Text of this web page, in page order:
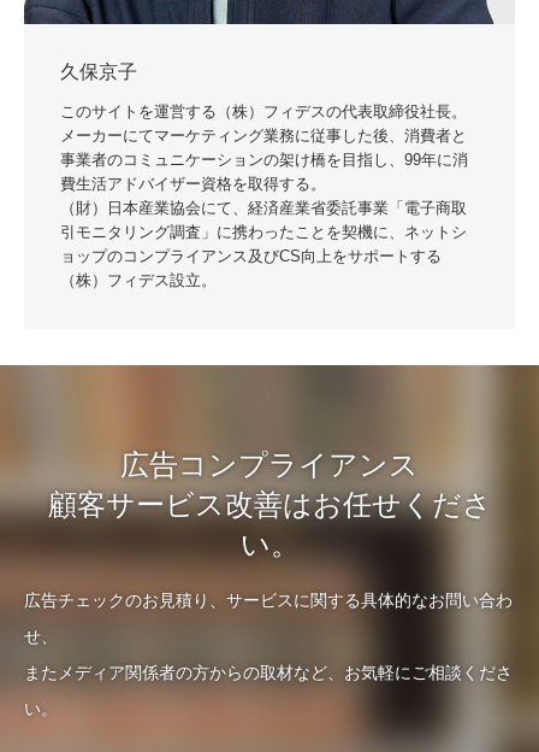
久保京子
このサイトを運営する（株）フィデスの代表取締役社長。
メーカーにてマーケティング業務に従事した後、消費者と
事業者のコミュニケーションの架け橋を目指し、99年に消
費生活アドバイザー資格を取得する。
（財）日本産業協会にて、経済産業省委託事業「電子商取
引モニタリング調査」に携わったことを契機に、ネットシ
ョップのコンプライアンス及びCS向上をサポートする
（株）フィデス設立。
広告コンプライアンス
顧客サービス改善はお任せくださ
い。
広告チェックのお見積り、サービスに関する具体的なお問い合わ
せ、
またメディア関係者の方からの取材など、お気軽にご相談くださ
い。